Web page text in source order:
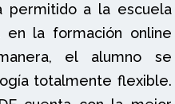
permitido a la escuela
la formación online
el alumno se
totalmente flexible.